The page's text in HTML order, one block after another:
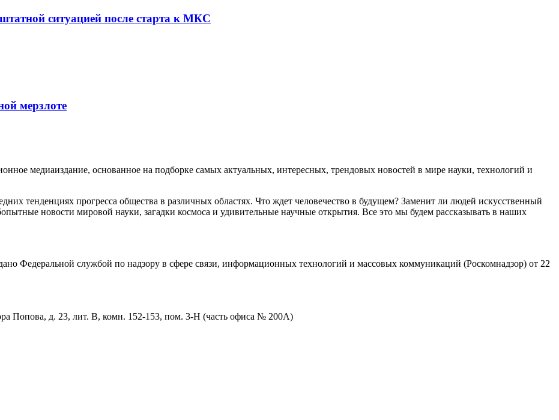
ситуацией после старта к МКС
мерзлоте
медиаиздание, основанное на подборке самых актуальных, интересных, трендовых новостей в мире науки, технологий и
тенденциях прогресса общества в различных областях. Что ждет человечество в будущем? Заменит ли людей искусственный
новости мировой науки, загадки космоса и удивительные научные открытия. Все это мы будем рассказывать в наших
Федеральной службой по надзору в сфере связи, информационных технологий и массовых коммуникаций (Роскомнадзор) от 22
Попова, д. 23, лит. В, комн. 152-153, пом. 3-Н (часть офиса № 200А)